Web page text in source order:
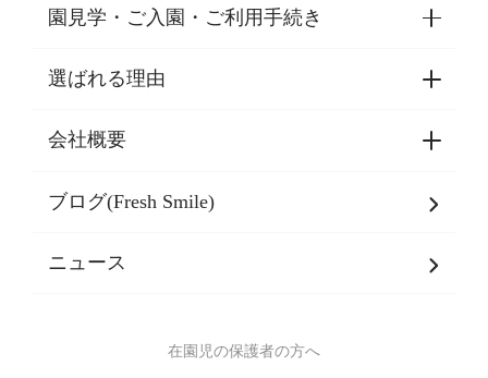
園見学・ご入園・ご利用手続き
園見学・ご入園・ご利用手続き
東京都認証保育所空き状況
選ばれる理由
選ばれる理由一覧
乳児期・幼児期・
バイリンガル保育園
会社概要
会社概要
SDGsについて
ブログ(Fresh Smile)
ニュース
在園児の保護者の方へ